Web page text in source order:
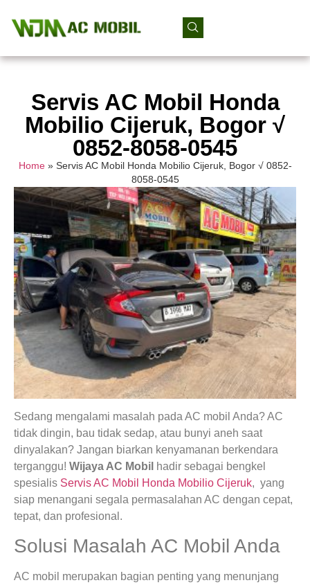
Servis AC Mobil Honda
Mobilio Cijeruk, Bogor √
0852-8058-0545
Home» Servis AC Mobil Honda Mobilio Cijeruk, Bogor √ 0852-
8058-0545
Sedang mengalami masalah pada AC mobil Anda? AC
tidak dingin, bau tidak sedap, atau bunyi aneh saat
dinyalakan? Jangan biarkan kenyamanan berkendara
terganggu! Wijaya AC Mobil hadir sebagai bengkel
spesialis Servis AC Mobil Honda Mobilio Cijeruk, yang
siap menangani segala permasalahan AC dengan cepat,
tepat, dan profesional.
Solusi Masalah AC Mobil Anda
AC mobil merupakan bagian penting yang menunjang